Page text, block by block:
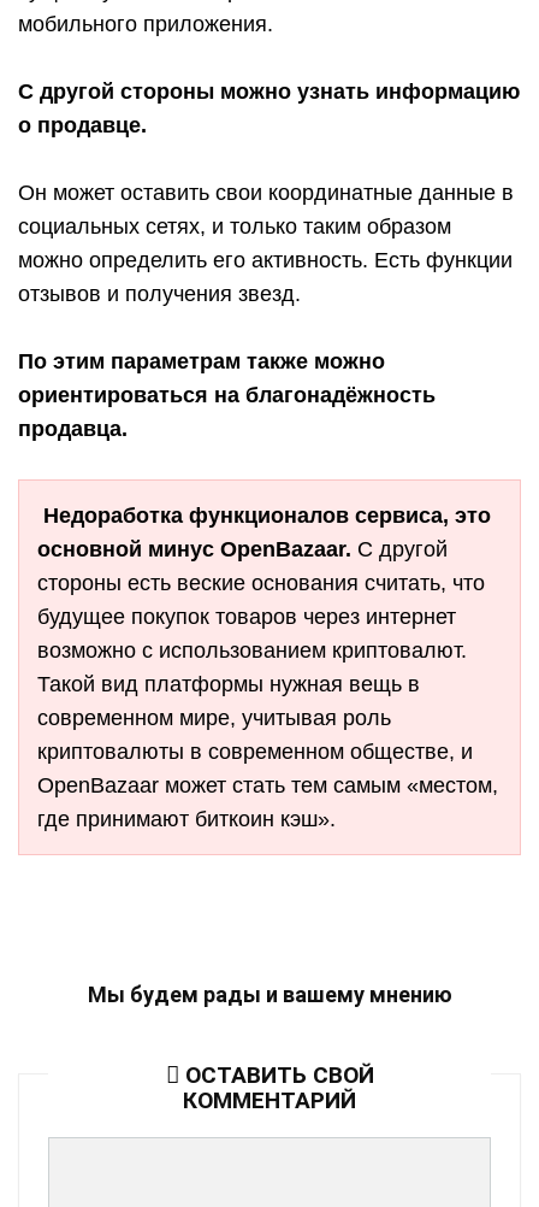
мобильного приложения.
С другой стороны можно узнать информацию
о продавце.
Он может оставить свои координатные данные в
социальных сетях, и только таким образом
можно определить его активность. Есть функции
отзывов и получения звезд.
По этим параметрам также можно
ориентироваться на благонадёжность
продавца.
Недоработка функционалов сервиса, это
основной минус OpenBazaar. С другой
стороны есть веские основания считать, что
будущее покупок товаров через интернет
возможно с использованием криптовалют.
Такой вид платформы нужная вещь в
современном мире, учитывая роль
криптовалюты в современном обществе, и
OpenBazaar может стать тем самым «местом,
где принимают биткоин кэш».
Мы будем рады и вашему мнению
ОСТАВИТЬ СВОЙ
КОММЕНТАРИЙ